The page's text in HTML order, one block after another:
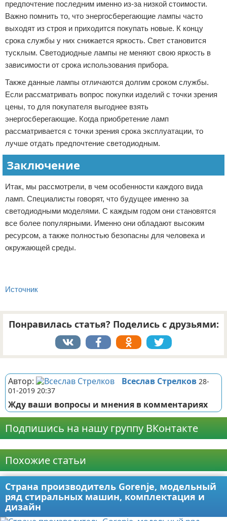
предпочтение последним именно из-за низкой стоимости.
Важно помнить то, что энергосберегающие лампы часто
выходят из строя и приходится покупать новые. К концу
срока службы у них снижается яркость. Свет становится
тусклым. Светодиодные лампы не меняют свою яркость в
зависимости от срока использования прибора.
Также данные лампы отличаются долгим сроком службы.
Если рассматривать вопрос покупки изделий с точки зрения
цены, то для покупателя выгоднее взять
энергосберегающие. Когда приобретение ламп
рассматривается с точки зрения срока эксплуатации, то
лучше отдать предпочтение светодиодным.
Заключение
Итак, мы рассмотрели, в чем особенности каждого вида
ламп. Специалисты говорят, что будущее именно за
светодиодными моделями. С каждым годом они становятся
все более популярными. Именно они обладают высоким
ресурсом, а также полностью безопасны для человека и
окружающей среды.
Источник
Понравилась статья? Поделись с друзьями:
Автор: Всеслав Стрелков 28-
01-2019 20:37
Жду ваши вопросы и мнения в комментариях
Подпишись на нашу группу ВКонтакте
Похожие статьи
Страна производитель Gorenje, модельный
ряд стиральных машин, комплектация и
дизайн